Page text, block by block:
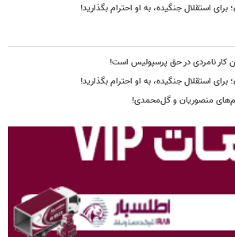
برای استقلال جنگیده، به او احترام بگذارید!
کار نامردی در حق پرسپولیس است!
برای استقلال جنگیده، به او احترام بگذارید!
منصوریان و گل‌محمدی!